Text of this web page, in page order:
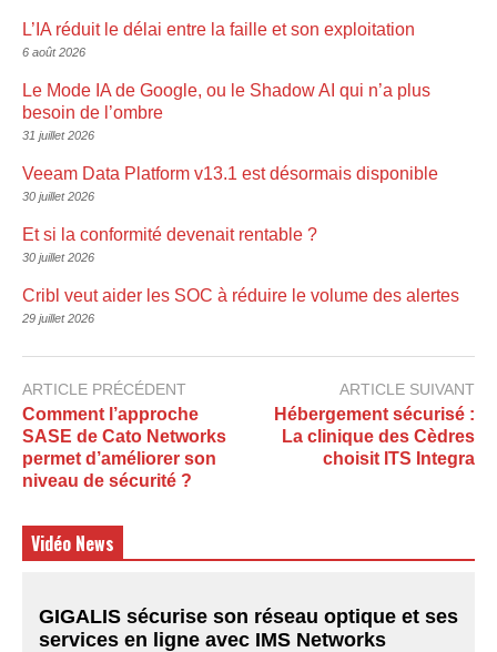
L’IA réduit le délai entre la faille et son exploitation
6 août 2026
Le Mode IA de Google, ou le Shadow AI qui n’a plus
besoin de l’ombre
31 juillet 2026
Veeam Data Platform v13.1 est désormais disponible
30 juillet 2026
Et si la conformité devenait rentable ?
30 juillet 2026
Cribl veut aider les SOC à réduire le volume des alertes
29 juillet 2026
ARTICLE PRÉCÉDENT
Comment l’approche
SASE de Cato Networks
permet d’améliorer son
niveau de sécurité ?
ARTICLE SUIVANT
Hébergement sécurisé :
La clinique des Cèdres
choisit ITS Integra
Vidéo News
GIGALIS sécurise son réseau optique et ses
services en ligne avec IMS Networks